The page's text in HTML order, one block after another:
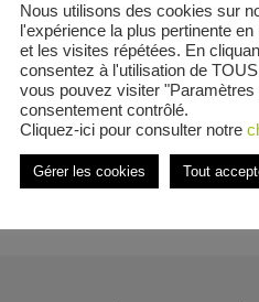
Clos Saint-Jean
du Clos
Nous utilisons des cookies sur
l'expérience la plus pertinente
et les visites répétées. En
consentez à l'utilisation de
vous pouvez visiter
consentement contrôlé.
Cliquez-ici pour consulter notre
Gérer les cookies Tout